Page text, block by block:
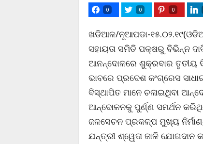
0 0 0
ଖଡିଆଳ/ନୂଆପଡା-
ସହାୟତା ସମିତି ପକ୍ଷରୁ ବିଭିନ୍ନ
ଆନନ୍ଦୋଳରେ ଶୁକ୍ରବାର ତୃତୀୟ
ଭାବରେ ପ୍ରଦେଶ କଂଗ୍ରେସ
ବିସ୍ଥାପିତ ମାନେ ଚଳାଇଥିବା
ଆନ୍ଦୋଳନକୁ ପୁର୍ଣ୍ଣ ସମର୍ଥନ
ଜଳସେଚନ ପ୍ରକଳ୍ପ ମୁଖ୍ୟ
ଯନ୍ତ୍ରୀ ଶ୍ୱେତା ଜାଳି